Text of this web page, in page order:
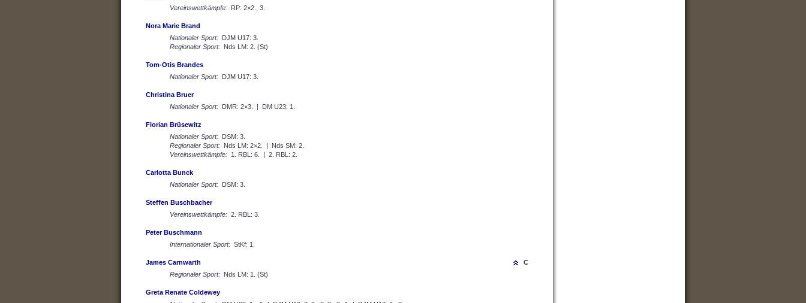
Vereinswettkämpfe: RP: 2×2., 3.
Nora Marie Brand
Nationaler Sport: DJM U17: 3.
Regionaler Sport: Nds LM: 2. (St)
Tom-Otis Brandes
Nationaler Sport: DJM U17: 3.
Christina Bruer
Nationaler Sport: DMR: 2×3. | DM U23: 1.
Florian Brüsewitz
Nationaler Sport: DSM: 3.
Regionaler Sport: Nds LM: 2×2. | Nds SM: 2.
Vereinswettkämpfe: 1. RBL: 6. | 2. RBL: 2.
Carlotta Bunck
Nationaler Sport: DSM: 3.
Steffen Buschbacher
Vereinswettkämpfe: 2. RBL: 3.
Peter Buschmann
Internationaler Sport: StKf: 1.
C
James Carnwarth
Regionaler Sport: Nds LM: 1. (St)
Greta Renate Coldewey